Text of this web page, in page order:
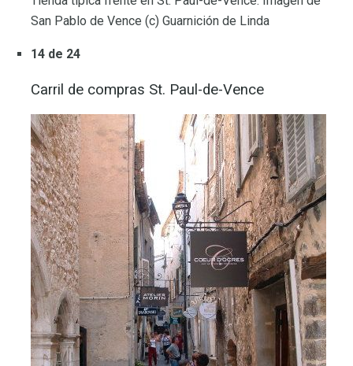
San Pablo de Vence (c) Guarnición de Linda
14 de 24
Carril de compras St. Paul-de-Vence